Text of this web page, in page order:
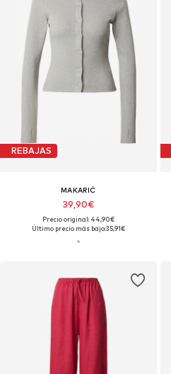
REBAJAS
MAKARIĆ
39,90€
Precio original: 44,90€
Último precio más bajo:35,91€